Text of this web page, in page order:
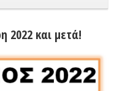
2022 και μετά!